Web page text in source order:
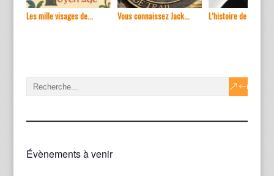
Les mille visages de... Vous connaissez Jack... L’histoire de ...
Évènements à venir